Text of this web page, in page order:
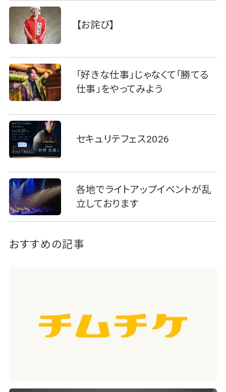
【お詫び】
「好きな仕事」じゃなくて「勝てる
仕事」をやってみよう
セキュリテフェス2026
各地でライトアップイベントが乱
立しております
おすすめの記事